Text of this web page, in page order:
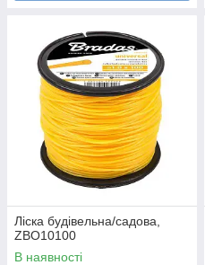
Ліска будівельна/садова,
ZBO10100
В наявності